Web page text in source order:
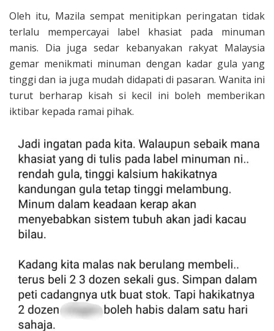
Oleh itu, Mazila sempat menitipkan peringatan tidak
terlalu mempercayai label khasiat pada minuman
manis. Dia juga sedar kebanyakan rakyat Malaysia
gemar menikmati minuman dengan kadar gula yang
tinggi dan ia juga mudah didapati di pasaran. Wanita ini
turut berharap kisah si kecil ini boleh memberikan
iktibar kepada ramai pihak.